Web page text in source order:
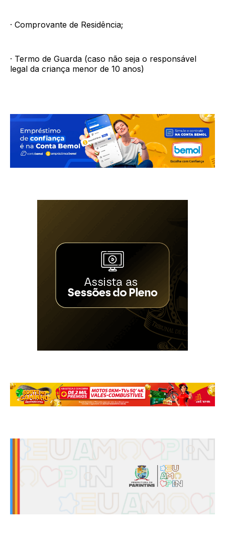
· Comprovante de Residência;
· Termo de Guarda (caso não seja o responsável
legal da criança menor de 10 anos)